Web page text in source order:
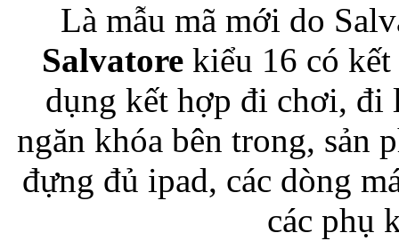
Bao da Samsung
Ốp lưng iPhone
Là mẫu mã mới do
Salvatore kiểu 16 có
dụng kết hợp đi chơi, đi
ngăn khóa bên trong, sản
đựng đủ ipad, các dòng
các phụ